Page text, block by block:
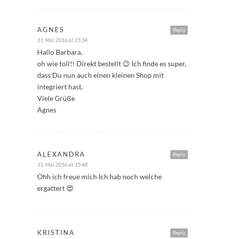
Reply
AGNES
11. Mai 2016 at 15:34
Hallo Barbara,
oh wie toll!! Direkt bestellt 😉 Ich finde es super,
dass Du nun auch einen kleinen Shop mit
integriert hast.
Viele Grüße
Agnes
Reply
ALEXANDRA
11. Mai 2016 at 15:48
Ohh ich freue mich Ich hab noch welche
ergattert 😍
Reply
KRISTINA